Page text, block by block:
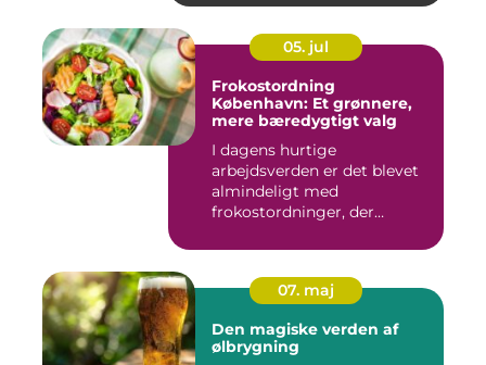
05. jul
Frokostordning
København: Et grønnere,
mere bæredygtigt valg
I dagens hurtige
arbejdsverden er det blevet
almindeligt med
frokostordninger, der
07. maj
Den magiske verden af
ølbrygning